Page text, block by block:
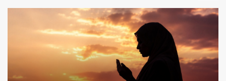
كيف
العبادات
شخصية
الإنسان؟